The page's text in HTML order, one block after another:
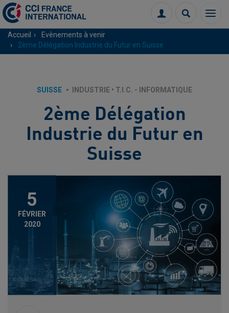
Menu
Connexion
Accueil
Evènements à venir
2ème Délégation Industrie du Futur en Suisse
SUISSE INDUSTRIE • T.I.C. - INFORMATIQUE
2ème Délégation
Industrie du Futur en
Suisse
5
FÉVRIER
2020